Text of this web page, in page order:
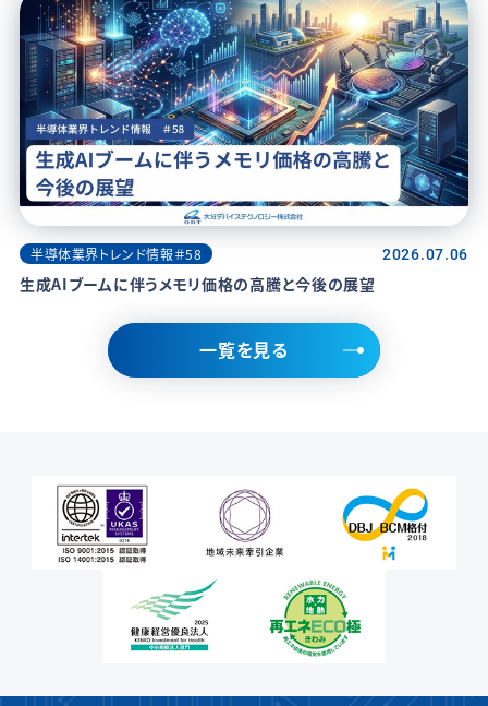
半導体業界トレンド情報＃58 2026.07.06
生成AIブームに伴うメモリ価格の高騰と今後の展望
一覧を見る